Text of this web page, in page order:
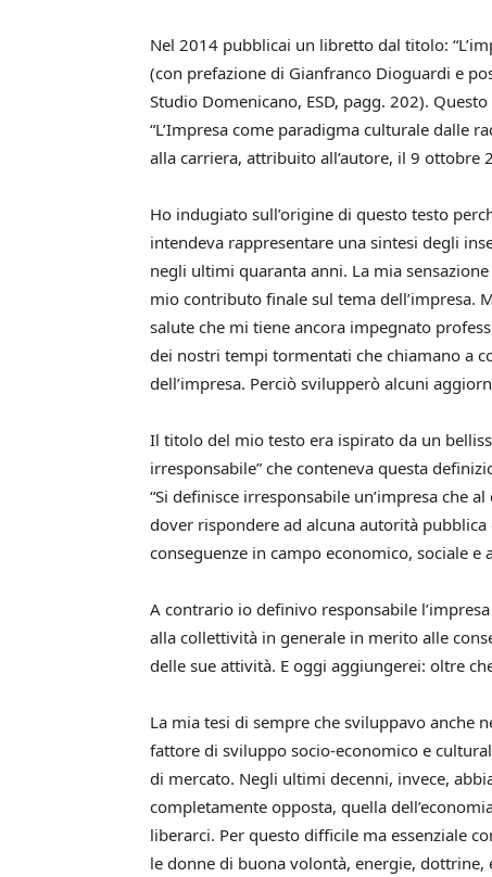
Nel 2014 pubblicai un libretto dal titolo:
(con prefazione di Gianfranco Dioguardi e
Studio Domenicano, ESD, pagg. 202).
“L’Impresa come paradigma culturale dalle
alla carriera, attribuito all’autore, il 9 ottobre
Ho indugiato sull’origine di questo testo
intendeva rappresentare una sintesi degli
negli ultimi quaranta anni. La mia
mio contributo finale sul tema dell’impresa.
salute che mi tiene ancora impegnato
dei nostri tempi tormentati che chiamano a
dell’impresa. Perciò svilupperò alcuni
Il titolo del mio testo era ispirato da un
irresponsabile” che conteneva questa
“Si definisce irresponsabile un’impresa che
dover rispondere ad alcuna autorità
conseguenze in campo economico, sociale e
A contrario io definivo responsabile
alla collettività in generale in merito alle
delle sue attività. E oggi aggiungerei: oltre
La mia tesi di sempre che sviluppavo anche
fattore di sviluppo socio-economico e
di mercato. Negli ultimi decenni, invece,
completamente opposta, quella
liberarci. Per questo difficile ma essenziale
le donne di buona volontà, energie,